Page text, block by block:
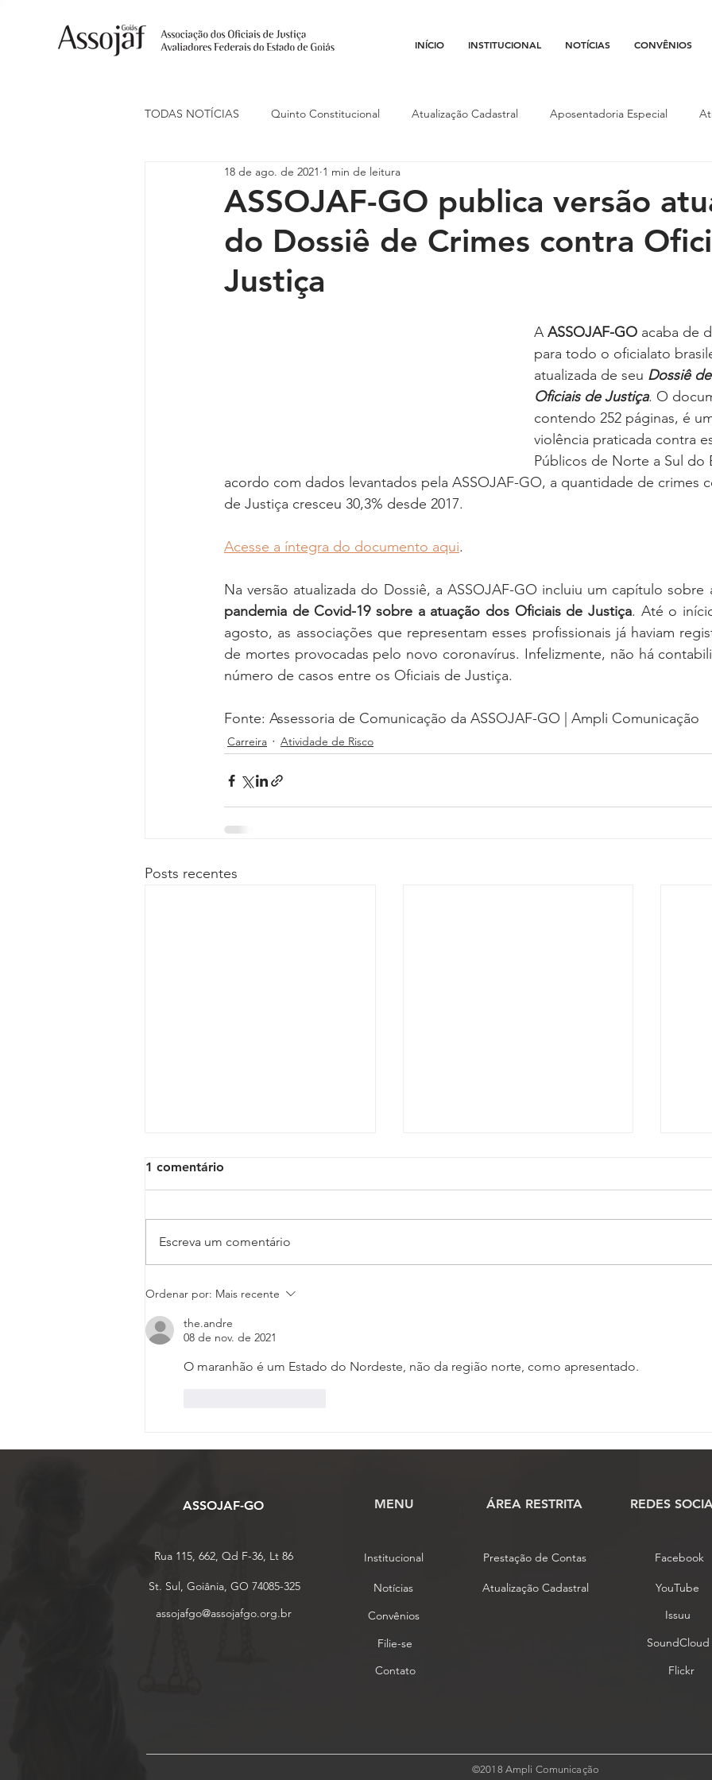
INÍCIO INSTITUCIONAL NOTÍCIAS CONVÊNIOS
TODAS NOTÍCIAS Quinto Constitucional Atualização Cadastral Aposentadoria Especial
Ações Judiciais Carreira Conojaf
Indenização de Transporte Isenção Fiscal Justiça do Trabalho Justiça
Opinião Reforma Administrativa
ASSOJAF-GO publica versão
do Dossiê de Crimes contra
Justiça
18 de ago. de 2021 1 min de leitura
A ASSOJAF-GO acaba de
para todo o oficialato
atualizada de seu Dossiê
Oficiais de Justiça. O
contendo 252 páginas, é
violência praticada contra
Públicos de Norte a Sul do
acordo com dados levantados pela ASSOJAF-GO, a quantidade de crimes
de Justiça cresceu 30,3% desde 2017.
Acesse a íntegra do documento aqui.
Na versão atualizada do Dossiê, a ASSOJAF-GO incluiu um capítulo sobre
pandemia de Covid-19 sobre a atuação dos Oficiais de Justiça. Até o
agosto, as associações que representam esses profissionais já haviam
de mortes provocadas pelo novo coronavírus. Infelizmente, não há
número de casos entre os Oficiais de Justiça.
Fonte: Assessoria de Comunicação da ASSOJAF-GO | Ampli Comunicação
Carreira Atividade de Risco
Posts recentes
Polícia Judicial reforça
em diligências de maior
risco no Judiciário
Trabalhista
no interior de SP
1 comentário
Escreva um comentário
Ordenar por: Mais recente
the.andre
08 de nov. de 2021
O maranhão é um Estado do Nordeste, não da região norte, como apresentado.
ASSOJAF-GO MENU ​ÁREA RESTRITA REDES
Rua 115, 662, Qd F-36, Lt 86
St. Sul, Goiânia, GO 74085-325
assojafgo@assojafgo.org.br
Institucional
Notícias
Prestação de Contas
Atualização Cadastral
Convênios
Filie-se
Contato
Facebook
YouTube
Issuu
SoundCloud
Flickr
©2018 Ampli Comunicação